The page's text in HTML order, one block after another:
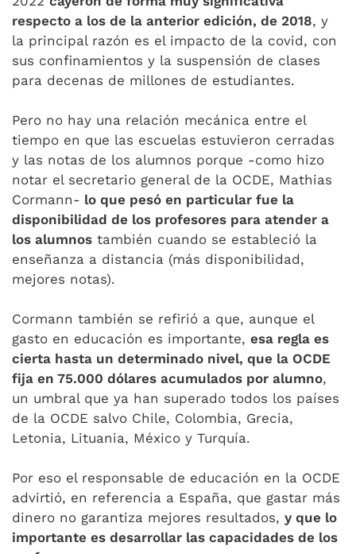
respecto a los de la anterior edición, de 2018, y
la principal razón es el impacto de la covid, con
sus confinamientos y la suspensión de clases
para decenas de millones de estudiantes.
Pero no hay una relación mecánica entre el
tiempo en que las escuelas estuvieron cerradas
y las notas de los alumnos porque -como hizo
notar el secretario general de la OCDE, Mathias
Cormann- lo que pesó en particular fue la
disponibilidad de los profesores para atender a
los alumnos también cuando se estableció la
enseñanza a distancia (más disponibilidad,
mejores notas).
Cormann también se refirió a que, aunque el
gasto en educación es importante, esa regla es
cierta hasta un determinado nivel, que la OCDE
fija en 75.000 dólares acumulados por alumno,
un umbral que ya han superado todos los países
de la OCDE salvo Chile, Colombia, Grecia,
Letonia, Lituania, México y Turquía.
Por eso el responsable de educación en la OCDE
advirtió, en referencia a España, que gastar más
dinero no garantiza mejores resultados, y que lo
importante es desarrollar las capacidades de los